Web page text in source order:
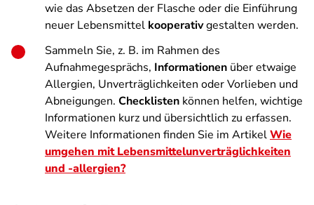
wie das Absetzen der Flasche oder die Einführung
neuer Lebensmittel kooperativgestalten werden.
Sammeln Sie, z. B. im Rahmen des
Aufnahmegesprächs, Informationen über etwaige
Allergien, Unverträglichkeiten oder Vorlieben und
Abneigungen. Checklisten können helfen, wichtige
Informationen kurz und übersichtlich zu erfassen.
Weitere Informationen finden Sie im ArtikelWie
umgehen mit Lebensmittelunverträglichkeiten
und -allergien?